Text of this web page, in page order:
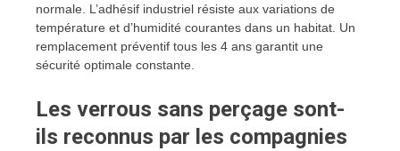
normale. L’adhésif industriel résiste aux variations de
température et d’humidité courantes dans un habitat. Un
remplacement préventif tous les 4 ans garantit une
sécurité optimale constante.
Les verrous sans perçage sont-
ils reconnus par les compagnies